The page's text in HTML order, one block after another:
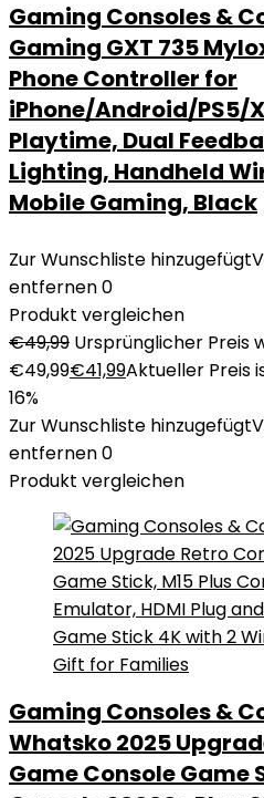
Gaming Consoles &
Gaming GXT 735
Phone Controller for
iPhone/Android/PS5/
Playtime, Dual
Lighting, Handheld
Mobile Gaming, Black
Zur Wunschliste hinzugefügt
entfernen0
Produkt vergleichen
€49,99 Ursprünglicher Preis
€49,99€41,99Aktueller Preis
16%
Zur Wunschliste hinzugefügt
entfernen0
Produkt vergleichen
Gaming Consoles &
Whatsko 2025
Game Console Game